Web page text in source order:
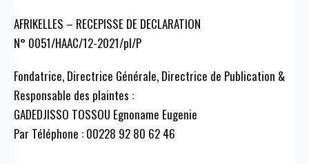
AFRIKELLES – RECEPISSE DE DECLARATION
N° 0051/HAAC/12-2021/pl/P
Fondatrice, Directrice Générale, Directrice de Publication &
Responsable des plaintes :
GADEDJISSO TOSSOU Egnoname Eugenie
Par Téléphone : 00228 92 80 62 46